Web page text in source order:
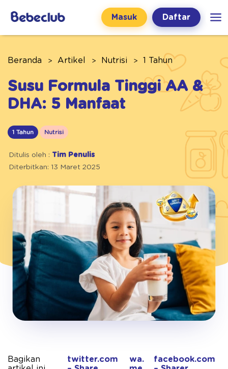
Masuk Daftar
Beranda Artikel Nutrisi 1 Tahun
Susu Formula Tinggi AA &
DHA: 5 Manfaat
1 Tahun Nutrisi
Ditulis oleh : Tim Penulis
Diterbitkan: 13 Maret 2025
Bagikan
twitter.com
wa.
facebook.com